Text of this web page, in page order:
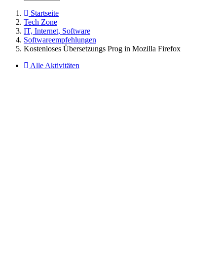
Startseite
Tech Zone
IT, Internet, Software
Softwareempfehlungen
Kostenloses Übersetzungs Prog in Mozilla Firefox
Alle Aktivitäten